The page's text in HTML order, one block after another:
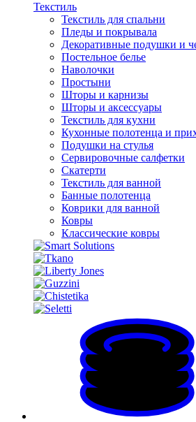
Текстиль
Текстиль для спальни
Пледы и покрывала
Декоративные подушки и
Постельное белье
Наволочки
Простыни
Шторы и карнизы
Шторы и аксессуары
Текстиль для кухни
Кухонные полотенца и
Подушки на стулья
Сервировочные салфетки
Скатерти
Текстиль для ванной
Банные полотенца
Коврики для ванной
Ковры
Классические ковры